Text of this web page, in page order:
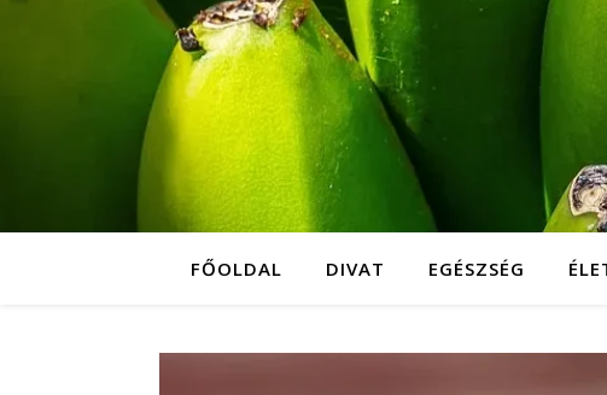
FŐOLDAL DIVAT EGÉSZSÉG